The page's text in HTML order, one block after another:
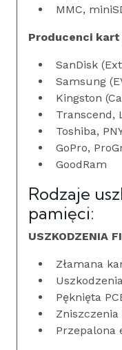
MMC,
Producenci kart
SanDisk
Samsung
Kingston
Transcend,
Toshiba,
GoPro,
GoodRam
Rodzaje
pamięci:
USZKODZENIA
Złamana
Pęknięta
Przepalona